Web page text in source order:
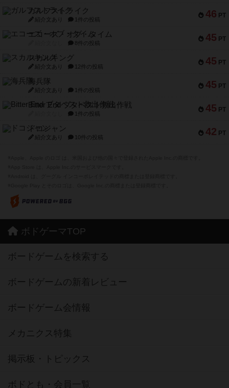
46 PT
ガルフストライク
紹介文あり 1件の投稿
45 PT
エコーズ・オブ・タイム
8件の投稿
45 PT
スカルキング
紹介文あり 12件の投稿
45 PT
海兵隊
紹介文あり 1件の投稿
45 PT
Bitter End ブタペスト救出作戦
1件の投稿
42 PT
ドコジャン
紹介文あり 10件の投稿
ボドゲーマTOP
ボードゲームを検索する
ボードゲームの新着レビュー
ボードゲーム会情報
メカニクス特集
掲示板・トピックス
ボドとも・会員一覧